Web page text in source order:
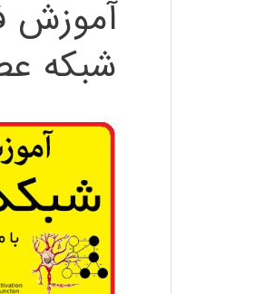
آموزش
شبکه